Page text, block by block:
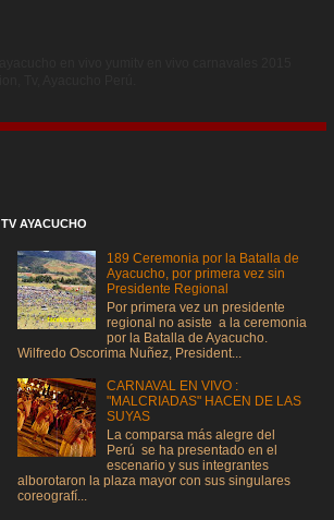
TV AYACUCHO
189 Ceremonia por la Batalla de
Ayacucho, por primera vez sin
Presidente Regional
Por primera vez un presidente
regional no asiste a la ceremonia
por la Batalla de Ayacucho.
Wilfredo Oscorima Nuñez, President...
CARNAVAL EN VIVO :
"MALCRIADAS" HACEN DE LAS
SUYAS
La comparsa más alegre del
Perú se ha presentado en el
escenario y sus integrantes
alborotaron la plaza mayor con sus singulares
coreografí...